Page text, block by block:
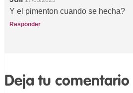
Y el pimenton cuando se hecha?
Responder
Deja tu comentario